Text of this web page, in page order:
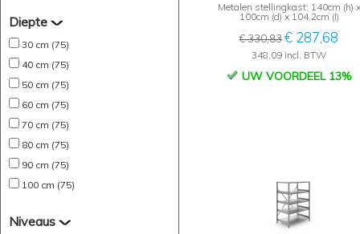
Diepte
30 cm (75)
40 cm (75)
50 cm (75)
60 cm (75)
70 cm (75)
80 cm (75)
90 cm (75)
100 cm (75)
Niveaus
Metalen stellingkast: 140cm (h) x
100cm (d) x 104.2cm (l)
€ 330,83€ 287,68
348,09 incl. BTW
UW VOORDEEL 13%